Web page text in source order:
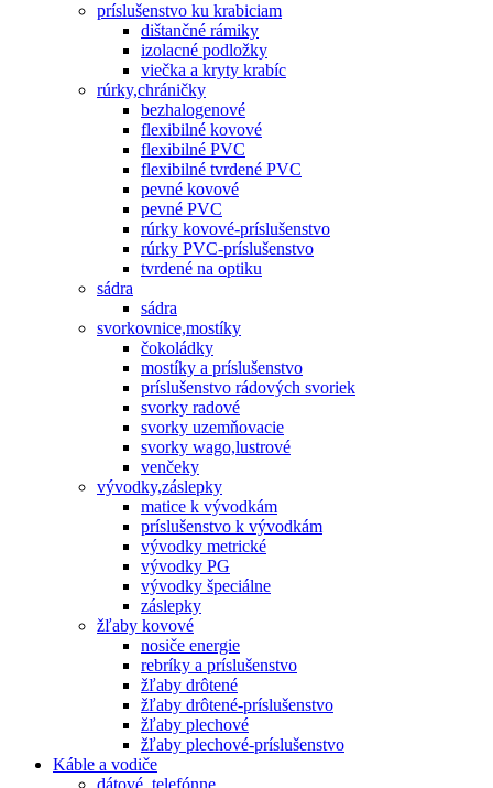
príslušenstvo ku krabiciam
dištančné rámiky
izolacné podložky
viečka a kryty krabíc
rúrky,chráničky
bezhalogenové
flexibilné kovové
flexibilné PVC
flexibilné tvrdené PVC
pevné kovové
pevné PVC
rúrky kovové-príslušenstvo
rúrky PVC-príslušenstvo
tvrdené na optiku
sádra
sádra
svorkovnice,mostíky
čokoládky
mostíky a príslušenstvo
príslušenstvo rádových svoriek
svorky radové
svorky uzemňovacie
svorky wago,lustrové
venčeky
vývodky,záslepky
matice k vývodkám
príslušenstvo k vývodkám
vývodky metrické
vývodky PG
vývodky špeciálne
záslepky
žľaby kovové
nosiče energie
rebríky a príslušenstvo
žľaby drôtené
žľaby drôtené-príslušenstvo
žľaby plechové
žľaby plechové-príslušenstvo
Káble a vodiče
dátové, telefónne